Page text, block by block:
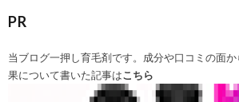
PR
当ブログ一押し育毛剤です。成分や口コミの面
果について書いた記事はこちら